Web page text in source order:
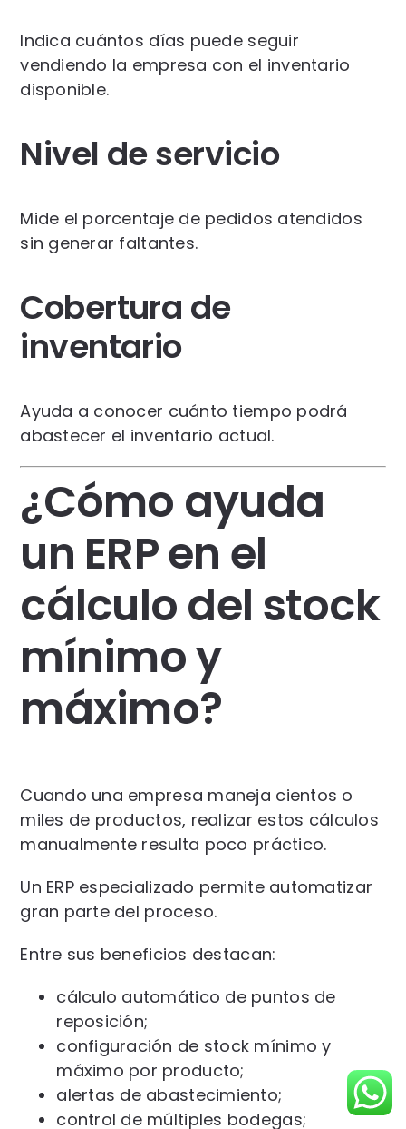
Indica cuántos días puede seguir
vendiendo la empresa con el inventario
disponible.
Nivel de servicio
Mide el porcentaje de pedidos atendidos
sin generar faltantes.
Cobertura de
inventario
Ayuda a conocer cuánto tiempo podrá
abastecer el inventario actual.
¿Cómo ayuda
un ERP en el
cálculo del stock
mínimo y
máximo?
Cuando una empresa maneja cientos o
miles de productos, realizar estos cálculos
manualmente resulta poco práctico.
Un ERP especializado permite automatizar
gran parte del proceso.
Entre sus beneficios destacan:
cálculo automático de puntos de
reposición;
configuración de stock mínimo y
máximo por producto;
alertas de abastecimiento;
control de múltiples bodegas;